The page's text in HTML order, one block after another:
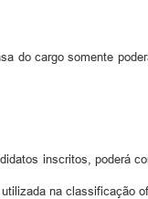
do cargo somente
inscritos, poderá
na classificação